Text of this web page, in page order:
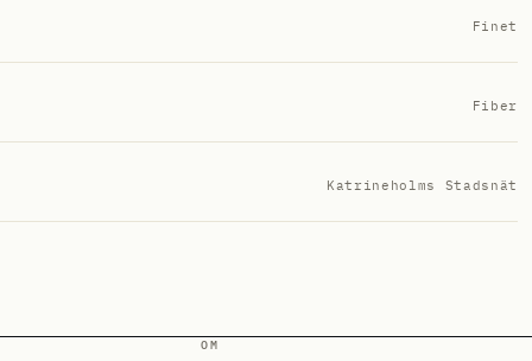
Finet
Fiber
Katrineholms Stadsnät
OM